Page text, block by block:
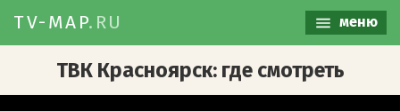
TV-MAP.RU меню
ТВК Красноярск: где смотреть